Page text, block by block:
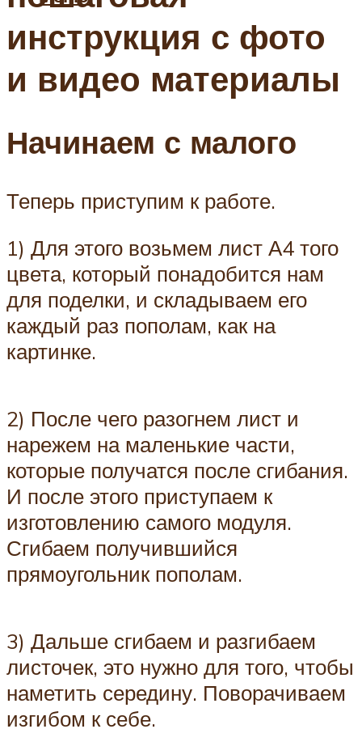
инструкция с фото
и видео материалы
Начинаем с малого
Теперь приступим к работе.
1) Для этого возьмем лист А4 того
цвета, который понадобится нам
для поделки, и складываем его
каждый раз пополам, как на
картинке.
2) После чего разогнем лист и
нарежем на маленькие части,
которые получатся после сгибания.
И после этого приступаем к
изготовлению самого модуля.
Сгибаем получившийся
прямоугольник пополам.
3) Дальше сгибаем и разгибаем
листочек, это нужно для того, чтобы
наметить середину. Поворачиваем
изгибом к себе.